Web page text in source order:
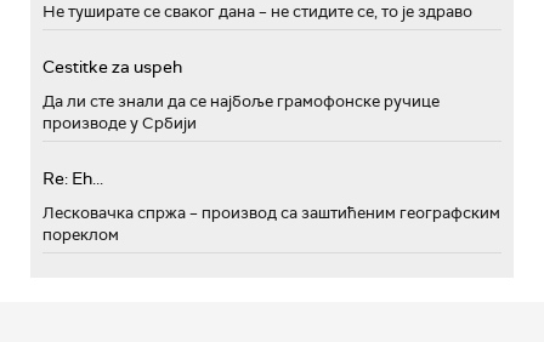
Не туширате се сваког дана – не стидите се, то је здраво
Cestitke za uspeh
Да ли сте знали да се најбоље грамофонске ручице
производе у Србији
Re: Eh...
Лесковачка спржа – производ са заштићеним географским
пореклом